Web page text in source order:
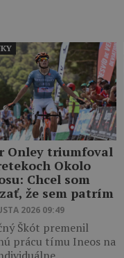
Onley triumfoval
Okolo
Chcel som
že sem patrím
2026 09:49
Škót premenil
prácu tímu Ineos na